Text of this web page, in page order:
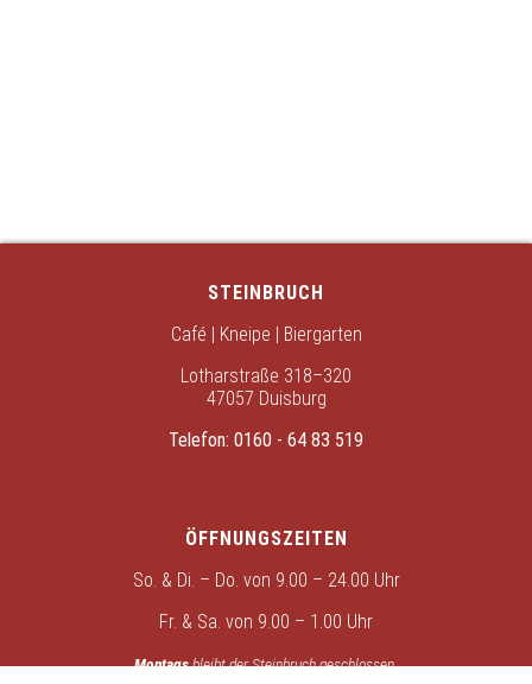
STEINBRUCH
Café | Kneipe | Biergarten
Lotharstraße 318–320
47057 Duisburg
Telefon: 0160 - 64 83 519
ÖFFNUNGSZEITEN
So. & Di. – Do. von 9.00 – 24.00 Uhr
Fr. & Sa. von 9.00 – 1.00 Uhr
Montagsbleibt der Steinbruch geschlossen.